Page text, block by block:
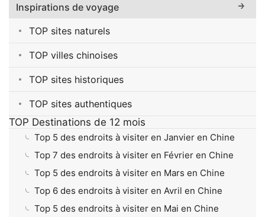
Inspirations de voyage
TOP sites naturels
TOP villes chinoises
TOP sites historiques
TOP sites authentiques
TOP Destinations de 12 mois
Top 5 des endroits à visiter en Janvier en Chine
Top 7 des endroits à visiter en Février en Chine
Top 5 des endroits à visiter en Mars en Chine
Top 6 des endroits à visiter en Avril en Chine
Top 5 des endroits à visiter en Mai en Chine